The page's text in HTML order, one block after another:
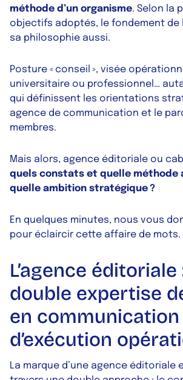
méthode d’un organisme. Selon la
objectifs adoptés, le fondement de
sa philosophie aussi.
Posture « conseil », visée
universitaire ou professionnel…
qui définissent les orientations
agence de communication et le
membres.
Mais alors, agence éditoriale ou
quels constats et quelle méthode
quelle ambition stratégique ?
En quelques minutes, nous vous
pour éclaircir cette affaire de mots.
L’agence éditoriale
double expertise
en
d’exécution
La marque d’une agence éditoriale